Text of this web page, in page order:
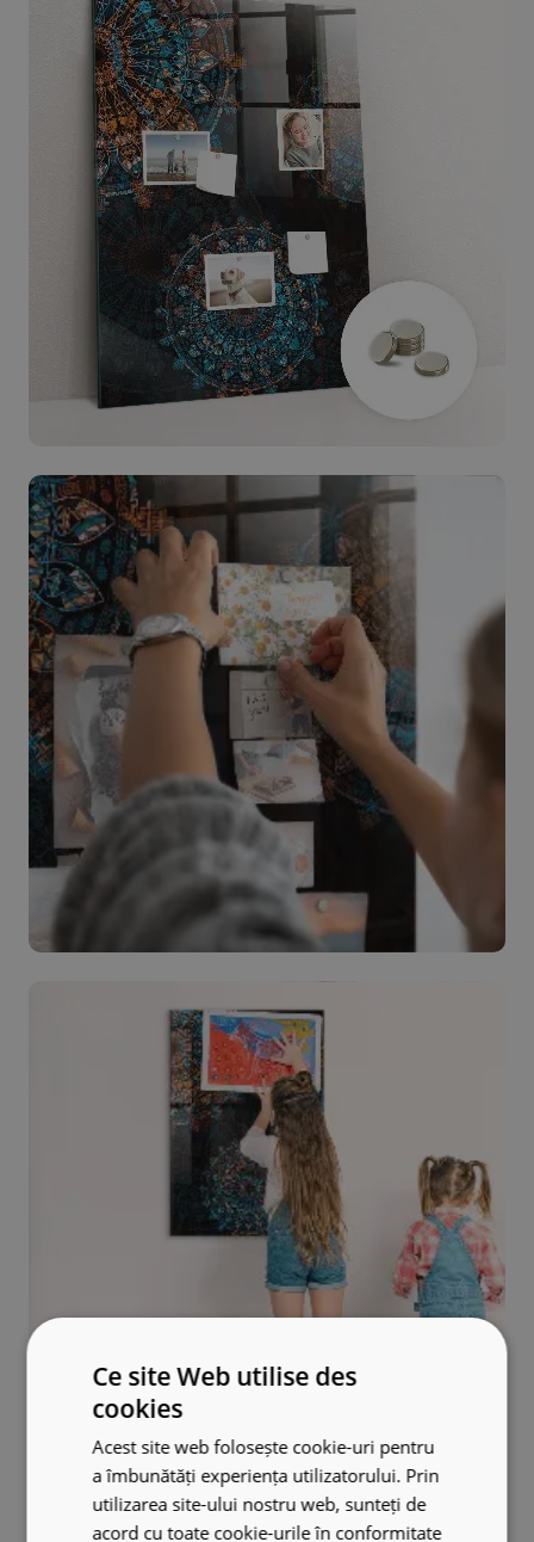
Ce site Web utilise des
cookies
Acest site web folosește cookie-uri pentru
a îmbunătăți experiența utilizatorului. Prin
utilizarea site-ului nostru web, sunteți de
acord cu toate cookie-urile în conformitate